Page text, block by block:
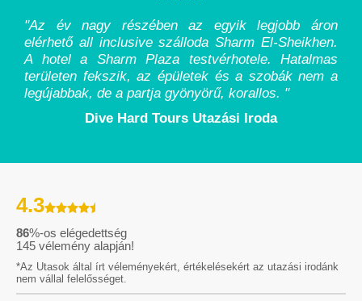
"Az év nagy részében az egyik legjobb áron
elérhető all inclusive szálloda Sharm El-Sheikhen.
A hotel a Sharm Plaza testvérhotele. Hatalmas
területen fekszik, az épületek és a szobák nem a
legújabbak, de a partja gyönyörű, korallos. "
Dive Hard Tours Utazási Iroda
4.3
86%-os elégedettség
145 vélemény alapján!
*Az Utasok által írt véleményekért, értékelésekért az utazási irodánk
nem vállal felelősséget.